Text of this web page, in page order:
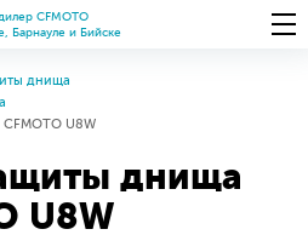
CFMOTO
Барнауле и Бийске
днища
U8W
днища
U8W